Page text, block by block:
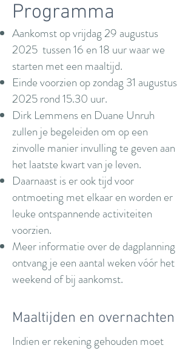
Programma
Aankomst op vrijdag 29 augustus
2025 tussen 16 en 18 uur waar we
starten met een maaltijd.
Einde voorzien op zondag 31 augustus
2025 rond 15.30 uur.
Dirk Lemmens en Duane Unruh
zullen je begeleiden om op een
zinvolle manier invulling te geven aan
het laatste kwart van je leven.
Daarnaast is er ook tijd voor
ontmoeting met elkaar en worden er
leuke ontspannende activiteiten
voorzien.
Meer informatie over de dagplanning
ontvang je een aantal weken vóór het
weekend of bij aankomst.
Maaltijden en overnachten
Indien er rekening gehouden moet